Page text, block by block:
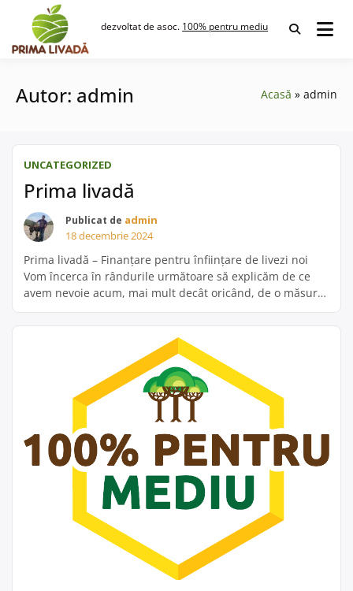
content
dezvoltat de asoc. 100% pentru mediu
Autor: admin Acasă admin
UNCATEGORIZED
Prima livadă
Publicat de admin
18 decembrie 2024
Prima livadă – Finanțare pentru înființare de livezi noi
Vom încerca în rândurile următoare să explicăm de ce
avem nevoie acum, mai mult decât oricând, de o măsură
electorală, a apărut în Senatul României o „inițiativă
legislativă pentru conectarea românilor […]